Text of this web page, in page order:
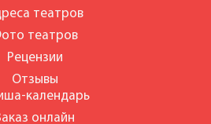
театров
театров
Рецензии
Отзывы
календарь
онлайн